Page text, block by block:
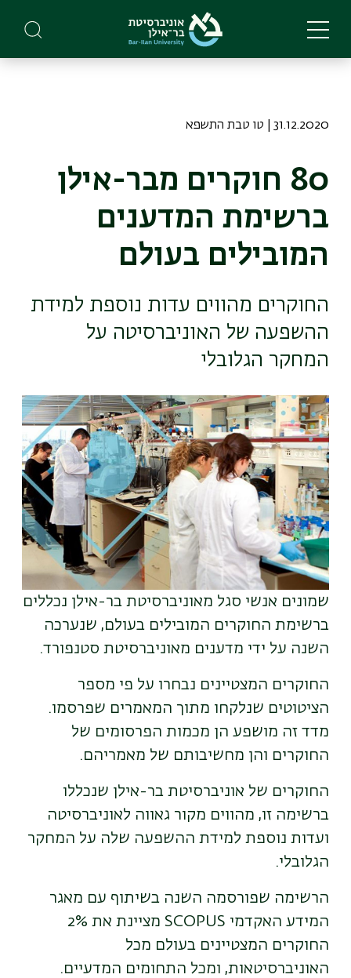
main
31.12.2020 | טו טבת התשפא
80 חוקרים מבר-אילן
ברשימת המדענים
המובילים בעולם
החוקרים מהווים עדות נוספת למידת
ההשפעה של האוניברסיטה על
המחקר הגלובלי
תמונה
שמונים אנשי סגל מאוניברסיטת בר-אילן נכללים
ברשימת החוקרים המובילים בעולם, שנערכה
השנה על ידי מדענים מאוניברסיטת סטנפורד.
החוקרים המצטיינים נבחרו על פי מספר
הציטוטים שנלקחו מתוך המאמרים שפרסמו.
מדד זה מושפע הן מכמות הפרסומים של
החוקרים והן מחשיבותם של מאמריהם.
החוקרים של אוניברסיטת בר-אילן שנכללו
ברשימה זו, מהווים מקור גאווה לאוניברסיטה
ועדות נוספת למידת ההשפעה שלה על המחקר
הגלובלי.
הרשימה שפורסמה השנה בשיתוף עם מאגר
המידע האקדמי
מציינת את 2%
החוקרים המצטיינים בעולם מכל
האוניברסיטאות, ומכל התחומים המדעיים.